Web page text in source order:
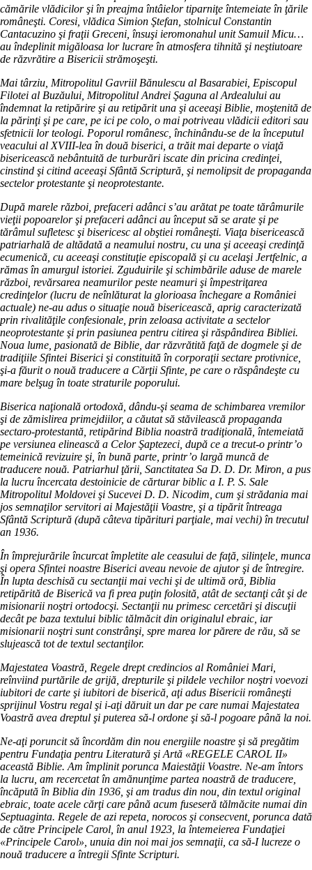
cămările vlădicilor şi în preajma întâielor tiparniţe întemeiate în ţările
româneşti. Coresi, vlădica Simion Ştefan, stolnicul Constantin
Cantacuzino şi fraţii Greceni, însuşi ieromonahul unit Samuil Micu…
au îndeplinit migăloasa lor lucrare în atmosfera tihnită şi neştiutoare
de răzvrătire a Bisericii strămoşeşti.
Mai târziu, Mitropolitul Gavriil Bănulescu al Basarabiei, Episcopul
Filotei al Buzăului, Mitropolitul Andrei Şaguna al Ardealului au
îndemnat la retipărire şi au retipărit una şi aceeaşi Biblie, moştenită de
la părinţi şi pe care, pe ici pe colo, o mai potriveau vlădicii editori sau
sfetnicii lor teologi. Poporul românesc, închinându-se de la începutul
veacului al XVIII-lea în două biserici, a trăit mai departe o viaţă
bisericească nebântuită de turburări iscate din pricina credinţei,
cinstind şi citind aceeaşi Sfântă Scriptură, şi nemolipsit de propaganda
sectelor protestante şi neoprotestante.
După marele război, prefaceri adânci s’au arătat pe toate tărâmurile
vieţii popoarelor şi prefaceri adânci au început să se arate şi pe
tărâmul sufletesc şi bisericesc al obştiei româneşti. Viaţa bisericească
patriarhală de altădată a neamului nostru, cu una şi aceeaşi credinţă
ecumenică, cu aceeaşi constituţie episcopală şi cu acelaşi Jertfelnic, a
rămas în amurgul istoriei. Zguduirile şi schimbările aduse de marele
război, revărsarea neamurilor peste neamuri şi împestriţarea
credinţelor (lucru de neînlăturat la glorioasa închegare a României
actuale) ne-au adus o situaţie nouă bisericească, aprig caracterizată
prin rivalităţile confesionale, prin zeloasa activitate a sectelor
neoprotestante şi prin pasiunea pentru citirea şi răspândirea Bibliei.
Noua lume, pasionată de Biblie, dar răzvrătită faţă de dogmele şi de
tradiţiile Sfintei Biserici şi constituită în corporaţii sectare protivnice,
şi-a făurit o nouă traducere a Cărţii Sfinte, pe care o răspândeşte cu
mare belşug în toate straturile poporului.
Biserica naţională ortodoxă, dându-şi seama de schimbarea vremilor
şi de zămislirea primejdiilor, a căutat să stăvilească propaganda
sectaro-protestantă, retipărind Biblia noastră tradiţională, întemeiată
pe versiunea elinească a Celor Şaptezeci, după ce a trecut-o printr’o
temeinică revizuire şi, în bună parte, printr’o largă muncă de
traducere nouă. Patriarhul ţării, Sanctitatea Sa D. D. Dr. Miron, a pus
la lucru încercata destoinicie de cărturar biblic a I. P. S. Sale
Mitropolitul Moldovei şi Sucevei D. D. Nicodim, cum şi strădania mai
jos semnaţilor servitori ai Majestăţii Voastre, şi a tipărit întreaga
Sfântă Scriptură (după câteva tipărituri parţiale, mai vechi) în trecutul
an 1936.
În împrejurările încurcat împletite ale ceasului de faţă, silinţele, munca
şi opera Sfintei noastre Biserici aveau nevoie de ajutor şi de întregire.
În lupta deschisă cu sectanţii mai vechi şi de ultimă oră, Biblia
retipărită de Biserică va fi prea puţin folosită, atât de sectanţi cât şi de
misionarii noştri ortodocşi. Sectanţii nu primesc cercetări şi discuţii
decât pe baza textului biblic tălmăcit din originalul ebraic, iar
misionarii noştri sunt constrânşi, spre marea lor părere de rău, să se
slujească tot de textul sectanţilor.
Majestatea Voastră, Regele drept credincios al României Mari,
reînviind purtările de grijă, drepturile şi pildele vechilor noştri voevozi
iubitori de carte şi iubitori de biserică, aţi adus Bisericii româneşti
sprijinul Vostru regal şi i-aţi dăruit un dar pe care numai Majestatea
Voastră avea dreptul şi puterea să-l ordone şi să-l pogoare până la noi.
Ne-aţi poruncit să încordăm din nou energiile noastre şi să pregătim
pentru Fundaţia pentru Literatură şi Artă «REGELE CAROL II»
această Biblie. Am împlinit porunca Maiestăţii Voastre. Ne-am întors
la lucru, am recercetat în amănunţime partea noastră de traducere,
încăpută în Biblia din 1936, şi am tradus din nou, din textul original
ebraic, toate acele cărţi care până acum fuseseră tălmăcite numai din
Septuaginta. Regele de azi repeta, norocos şi consecvent, porunca dată
de către Principele Carol, în anul 1923, la întemeierea Fundaţiei
«Principele Carol», unuia din noi mai jos semnaţii, ca să-I lucreze o
nouă traducere a întregii Sfinte Scripturi.